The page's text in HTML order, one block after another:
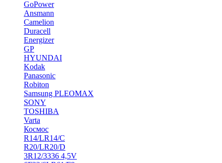
GoPower
Ansmann
Camelion
Duracell
Energizer
GP
HYUNDAI
Kodak
Panasonic
Robiton
Samsung PLEOMAX
SONY
TOSHIBA
Varta
Космос
R14/LR14/C
R20/LR20/D
3R12/3336 4,5V